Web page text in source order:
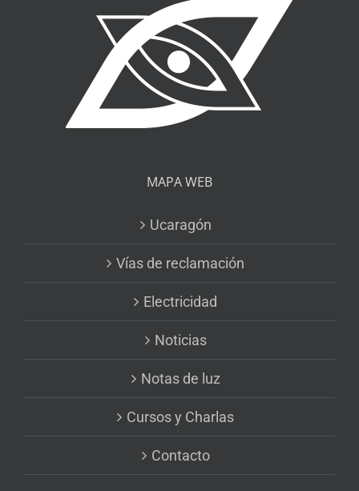
MAPA WEB
Ucaragón
Vías de reclamación
Electricidad
Noticias
Notas de luz
Cursos y Charlas
Contacto